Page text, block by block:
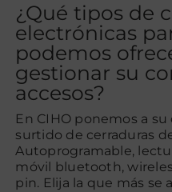
¿Qué tipos de
electrónicas
podemos
gestionar su
accesos?
En CIHO ponemos a
surtido de cerraduras
Autoprogramable,
móvil bluetooth,
pin. Elija la que más se